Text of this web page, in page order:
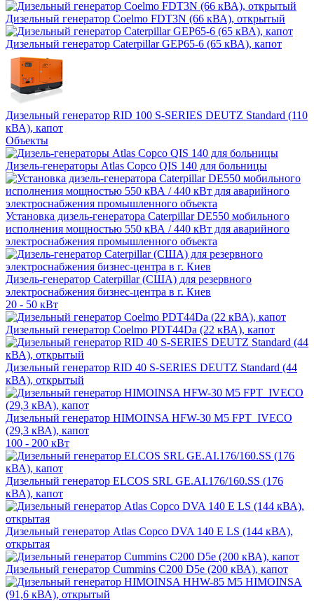
Дизельный генератор Coelmo FDT3N (66 кВА), открытый
Дизельный генератор Caterpillar GEP65-6 (65 кВА), капот
Дизельный генератор RID 100 S-SERIES DEUTZ Standard (110
кВА), капот
Объекты
Дизель-генераторы Atlas Copco QIS 140 для больницы
Установка дизель-генератора Caterpillar DE550 мобильного
исполнения мощностью 550 кВА / 440 кВт для аварийного
электроснабжения промышленного объекта
Дизель-генератор Caterpillar (США) для резервного
электроснабжения бизнес-центра в г. Киев
20 - 50 кВт
Дизельный генератор Coelmo PDT44Da (22 кВА), капот
Дизельный генератор RID 40 S-SERIES DEUTZ Standard (44
кВА), открытый
Дизельный генератор HIMOINSA HFW-30 M5 FPT_IVECO
(29,3 кВА), капот
100 - 200 кВт
Дизельный генератор ELCOS SRL GE.AI.176/160.SS (176
кВА), капот
Дизельный генератор Atlas Copco DVA 140 E LS (144 кВА),
открытая
Дизельный генератор Cummins C200 D5e (200 кВА), капот